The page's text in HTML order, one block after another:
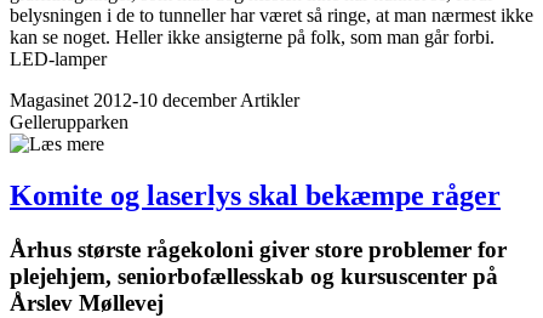
belysningen i de to tunneller har været så ringe, at man nærmest ikke
kan se noget. Heller ikke ansigterne på folk, som man går forbi.
LED-lamper
Magasinet 2012-10 december Artikler
Gellerupparken
Komite og laserlys skal bekæmpe råger
Århus største rågekoloni giver store problemer for
plejehjem, senior­bofælles­skab og kursuscenter på
Årslev Møllevej